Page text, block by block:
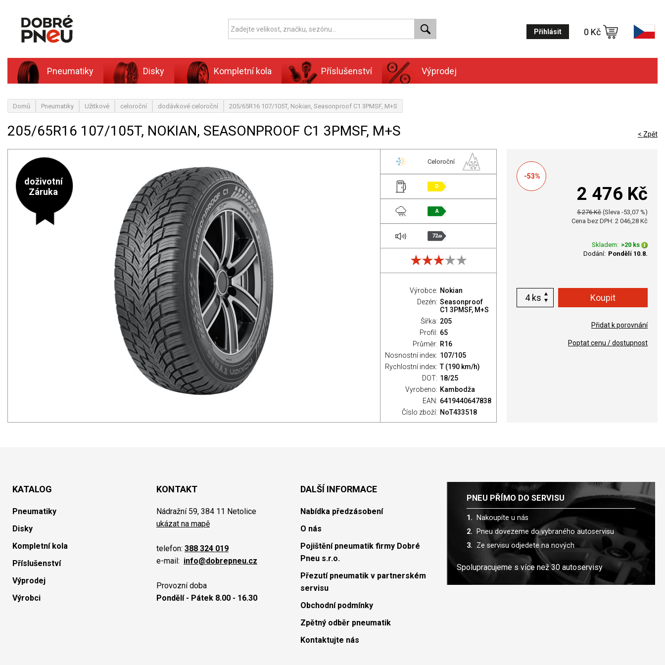
Přihlásit 0 Kč
Pneumatiky Disky Kompletní kola Příslušenství Výprodej
Domů Pneumatiky Užitkové celoroční dodávkové celoroční 205/65R16 107/105T, Nokian, Seasonproof C1 3PMSF, M+S
205/65R16 107/105T, NOKIAN, SEASONPROOF C1 3PMSF, M+S < Zpět
doživotní
Záruka
Celoroční
D
A
72dB
Výrobce: Nokian
Dezén: Seasonproof
C1 3PMSF, M+S
Šířka: 205
Profil: 65
Průměr: R16
Nosnostní index: 107/105
Rychlostní index: T (190 km/h)
DOT: 18/25
Vyrobeno: Kambodža
EAN: 6419440647838
Číslo zboží: NoT433518
-53%
2 476 Kč
5 276 Kč (Sleva -53,07 %)
Cena bez DPH: 2 046,28 Kč
Skladem: >20 ks
Dodání: Pondělí 10.8.
ks
Přidat k porovnání
Poptat cenu / dostupnost
KATALOG
Pneumatiky
Disky
Kompletní kola
Příslušenství
Výprodej
Výrobci
KONTAKT
Nádražní 59, 384 11 Netolice
ukázat na mapě
telefon: 388 324 019
e-mail: info@dobrepneu.cz
Provozní doba
Pondělí - Pátek 8.00 - 16.30
DALŠÍ INFORMACE
Nabídka předzásobení
O nás
Pojištění pneumatik firmy Dobré
Pneu s.r.o.
Přezutí pneumatik v partnerském
servisu
Obchodní podmínky
Zpětný odběr pneumatik
Kontaktujte nás
PNEU PŘÍMO DO SERVISU
Nakoupíte u nás
Pneu dovezeme do vybraného autoservisu
Ze servisu odjedete na nových
Spolupracujeme s více než 30 autoservisy